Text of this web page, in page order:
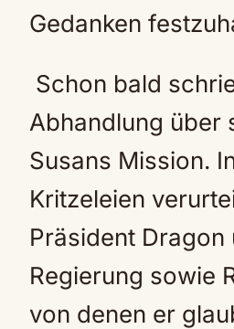
Gedanken
Schon bald
Abhandlung über
Susans Mission.
Kritzeleien
Präsident Dragon
Regierung sowie
von denen er